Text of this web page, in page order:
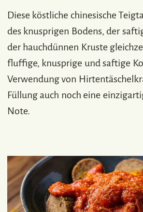
Diese köstliche chinesische
des knusprigen Bodens, der
der hauchdünnen Kruste
fluffige, knusprige und saftige
Verwendung von
Füllung auch noch eine
Note.